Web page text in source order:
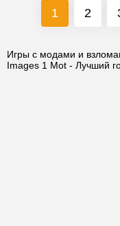
1 2
Игры с модами и
Images 1 Mot - Лучший